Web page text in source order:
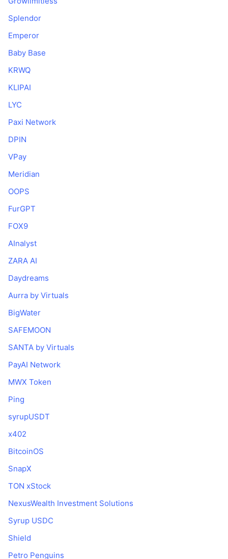
Splendor
Emperor
Baby Base
KRWQ
KLIPAI
LYC
Paxi Network
DPIN
VPay
Meridian
OOPS
FurGPT
FOX9
AInalyst
ZARA AI
Daydreams
Aurra by Virtuals
BigWater
SAFEMOON
SANTA by Virtuals
PayAI Network
MWX Token
Ping
syrupUSDT
x402
BitcoinOS
SnapX
TON xStock
NexusWealth Investment Solutions
Syrup USDC
Shield
Petro Penguins